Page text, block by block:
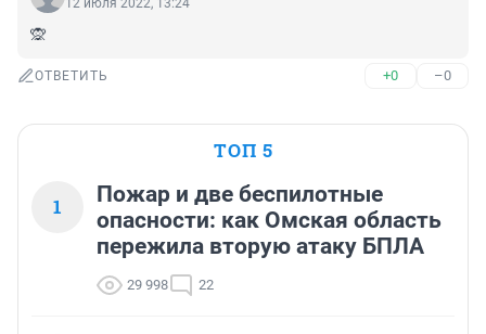
12 июля 2022, 13:24
🙊
ОТВЕТИТЬ +0 –0
ТОП 5
1
Пожар и две беспилотные
опасности: как Омская область
пережила вторую атаку БПЛА
29 998 22